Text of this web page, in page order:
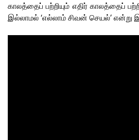
காலத்தைப் பற்றியும் எதிர் காலத்தைப்
இல்லாமல் ‘எல்லாம் சிவன் செயல்’ என்று